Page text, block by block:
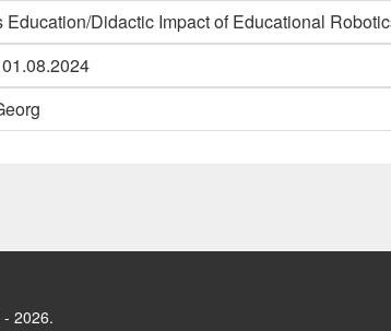
Education/Didactic Impact of Educational
- 2026.